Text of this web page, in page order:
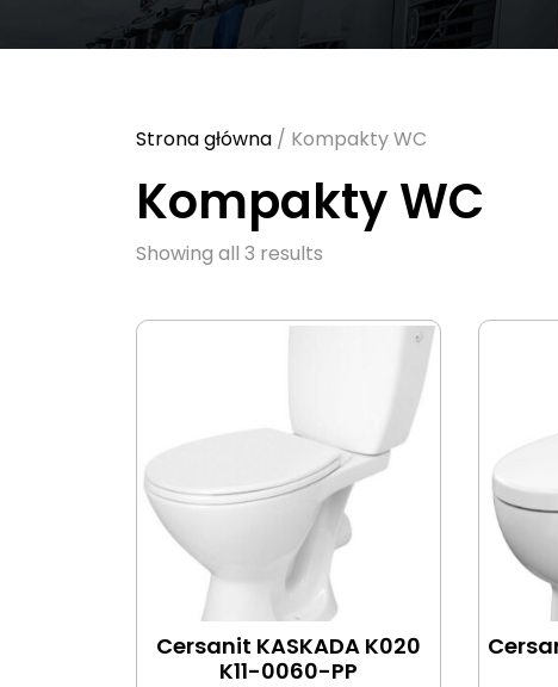
Strona główna / Kompakty WC
Kompakty WC
Showing all 3 results
Cersanit KASKADA K020
K11-0060-PP